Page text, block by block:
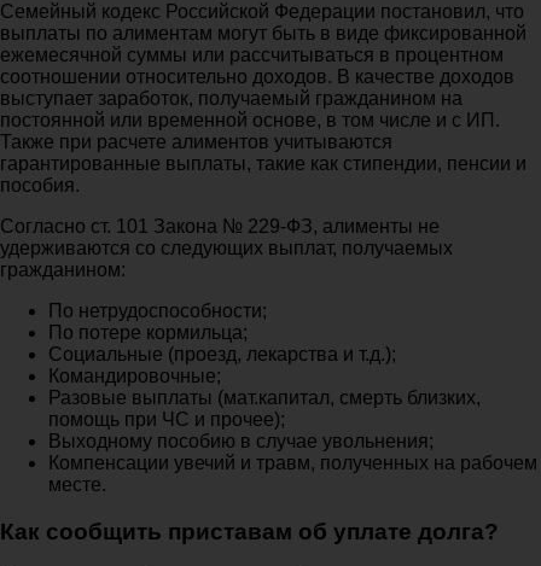
Семейный кодекс Российской Федерации постановил, что
выплаты по алиментам могут быть в виде фиксированной
ежемесячной суммы или рассчитываться в процентном
соотношении относительно доходов. В качестве доходов
выступает заработок, получаемый гражданином на
постоянной или временной основе, в том числе и с ИП.
Также при расчете алиментов учитываются
гарантированные выплаты, такие как стипендии, пенсии и
пособия.
Согласно ст. 101 Закона № 229-ФЗ, алименты не
удерживаются со следующих выплат, получаемых
гражданином:
По нетрудоспособности;
По потере кормильца;
Социальные (проезд, лекарства и т.д.);
Командировочные;
Разовые выплаты (мат.капитал, смерть близких,
помощь при ЧС и прочее);
Выходному пособию в случае увольнения;
Компенсации увечий и травм, полученных на рабочем
месте.
Как сообщить приставам об уплате долга?